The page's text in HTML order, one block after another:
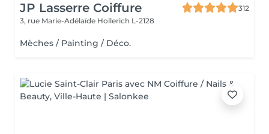
JP Lasserre Coiffure
312
3, rue Marie-Adélaïde Hollerich L-2128
Mèches / Painting / Déco.